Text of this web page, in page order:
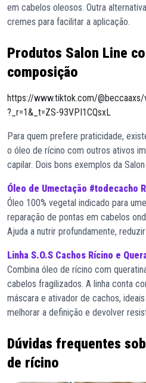
em cabelos oleosos. Outra
cremes para facilitar a aplicação.
Produtos Salon Line
composição
https://www.tiktok.com/
?_r=1&_t=ZS-93VPI1CQsxL
Para quem prefere praticidade,
o óleo de rícino com outros ativos
capilar. Dois bons exemplos da
Óleo de Umectação #todecacho
Óleo 100% vegetal indicado para
reparação de pontas em cabelos
Ajuda a nutrir profundamente,
Linha S.O.S Cachos Rícino e
Combina óleo de rícino com
cabelos fragilizados. A linha conta
máscara e ativador de cachos,
melhorar a definição e devolver
Dúvidas frequentes
de rícino